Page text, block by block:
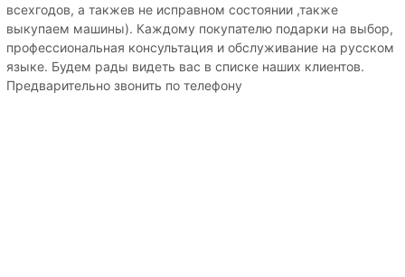
всехгодов, а такжев не исправном состоянии ,также
выкупаем машины). Каждому покупателю подарки на выбор,
профессиональная консультация и обслуживание на русском
языке. Будем рады видеть вас в списке наших клиентов.
Предварительно звонить по телефону